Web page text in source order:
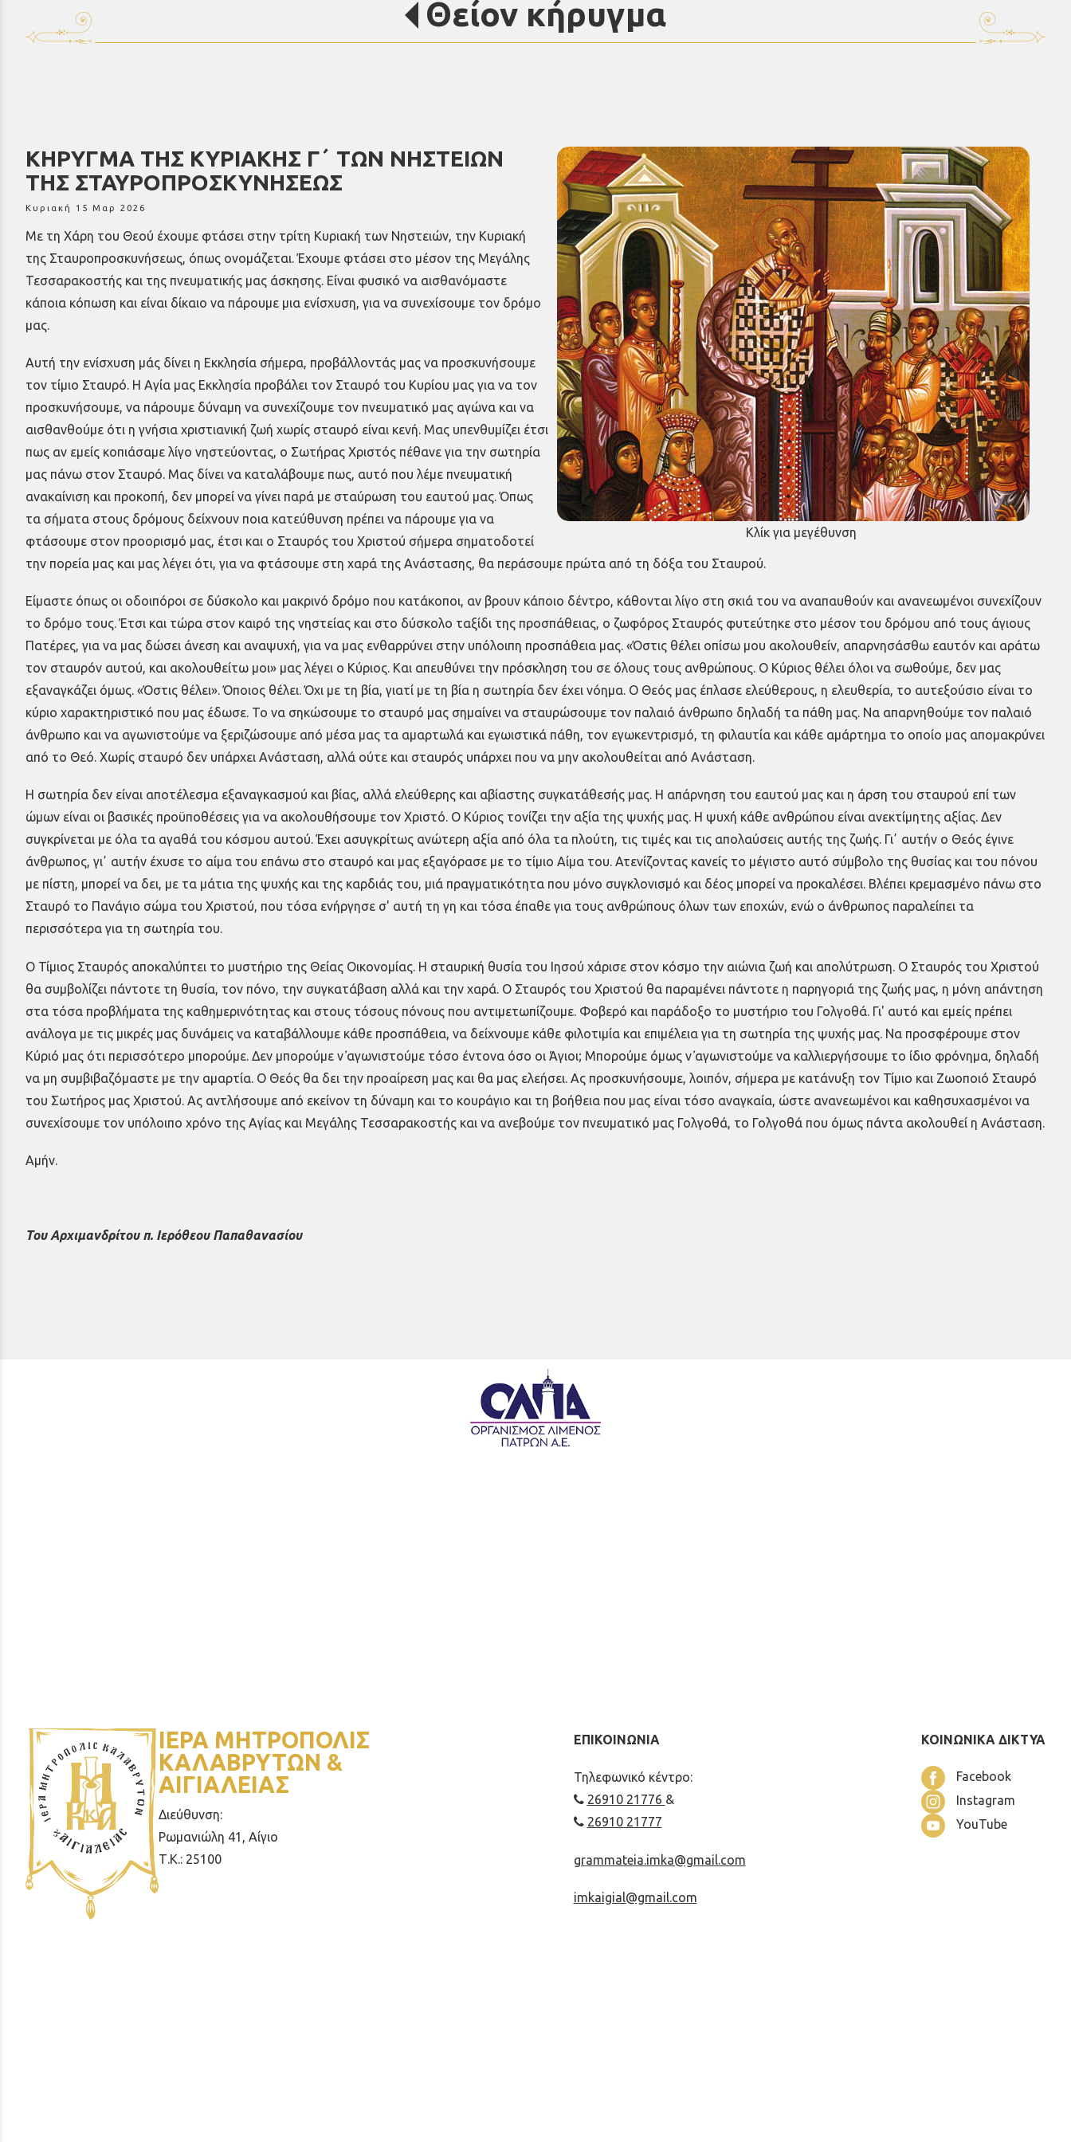
Θείον κήρυγμα
Κλίκ για μεγέθυνση
ΚΗΡΥΓΜΑ ΤΗΣ ΚΥΡΙΑΚΗΣ Γ΄ ΤΩΝ ΝΗΣΤΕΙΩΝ
ΤΗΣ ΣΤΑΥΡΟΠΡΟΣΚΥΝΗΣΕΩΣ
Κυριακή 15 Μαρ 2026
Με τη Χάρη του Θεού έχουμε φτάσει στην τρίτη Κυριακή των Νηστειών, την Κυριακή
της Σταυροπροσκυνήσεως, όπως ονομάζεται. Έχουμε φτάσει στο μέσον της Μεγάλης
Τεσσαρακοστής και της πνευματικής μας άσκησης. Είναι φυσικό να αισθανόμαστε
κάποια κόπωση και είναι δίκαιο να πάρουμε μια ενίσχυση, για να συνεχίσουμε τον δρόμο
μας.
Αυτή την ενίσχυση μάς δίνει η Εκκλησία σήμερα, προβάλλοντάς μας να προσκυνήσουμε
τον τίμιο Σταυρό. Η Αγία μας Εκκλησία προβάλει τον Σταυρό του Κυρίου μας για να τον
προσκυνήσουμε, να πάρουμε δύναμη να συνεχίζουμε τον πνευματικό μας αγώνα και να
αισθανθούμε ότι η γνήσια χριστιανική ζωή χωρίς σταυρό είναι κενή. Μας υπενθυμίζει έτσι
πως αν εμείς κοπιάσαμε λίγο νηστεύοντας, ο Σωτήρας Χριστός πέθανε για την σωτηρία
μας πάνω στον Σταυρό. Μας δίνει να καταλάβουμε πως, αυτό που λέμε πνευματική
ανακαίνιση και προκοπή, δεν μπορεί να γίνει παρά με σταύρωση του εαυτού μας. Όπως
τα σήματα στους δρόμους δείχνουν ποια κατεύθυνση πρέπει να πάρουμε για να
φτάσουμε στον προορισμό μας, έτσι και ο Σταυρός του Χριστού σήμερα σηματοδοτεί
την πορεία μας και μας λέγει ότι, για να φτάσουμε στη χαρά της Ανάστασης, θα περάσουμε πρώτα από τη δόξα του Σταυρού.
Είμαστε όπως οι οδοιπόροι σε δύσκολο και μακρινό δρόμο που κατάκοποι, αν βρουν κάποιο δέντρο, κάθονται λίγο στη σκιά του να αναπαυθούν και ανανεωμένοι συνεχίζουν
το δρόμο τους. Έτσι και τώρα στον καιρό της νηστείας και στο δύσκολο ταξίδι της προσπάθειας, ο ζωφόρος Σταυρός φυτεύτηκε στο μέσον του δρόμου από τους άγιους
Πατέρες, για να μας δώσει άνεση και αναψυχή, για να μας ενθαρρύνει στην υπόλοιπη προσπάθεια μας. «Όστις θέλει οπίσω μου ακολουθείν, απαρνησάσθω εαυτόν και αράτω
τον σταυρόν αυτού, και ακολουθείτω μοι» μας λέγει ο Κύριος. Και απευθύνει την πρόσκληση του σε όλους τους ανθρώπους. Ο Κύριος θέλει όλοι να σωθούμε, δεν μας
εξαναγκάζει όμως. «Όστις θέλει». Όποιος θέλει. Όχι με τη βία, γιατί με τη βία η σωτηρία δεν έχει νόημα. Ο Θεός μας έπλασε ελεύθερους, η ελευθερία, το αυτεξούσιο είναι το
κύριο χαρακτηριστικό που μας έδωσε. Το να σηκώσουμε το σταυρό μας σημαίνει να σταυρώσουμε τον παλαιό άνθρωπο δηλαδή τα πάθη μας. Να απαρνηθούμε τον παλαιό
άνθρωπο και να αγωνιστούμε να ξεριζώσουμε από μέσα μας τα αμαρτωλά και εγωιστικά πάθη, τον εγωκεντρισμό, τη φιλαυτία και κάθε αμάρτημα το οποίο μας απομακρύνει
από το Θεό. Χωρίς σταυρό δεν υπάρχει Ανάσταση, αλλά ούτε και σταυρός υπάρχει που να μην ακολουθείται από Ανάσταση.
Η σωτηρία δεν είναι αποτέλεσμα εξαναγκασμού και βίας, αλλά ελεύθερης και αβίαστης συγκατάθεσής μας. Η απάρνηση του εαυτού μας και η άρση του σταυρού επί των
ώμων είναι οι βασικές προϋποθέσεις για να ακολουθήσουμε τον Χριστό. Ο Κύριος τονίζει την αξία της ψυχής μας. Η ψυχή κάθε ανθρώπου είναι ανεκτίμητης αξίας. Δεν
συγκρίνεται με όλα τα αγαθά του κόσμου αυτού. Έχει ασυγκρίτως ανώτερη αξία από όλα τα πλούτη, τις τιμές και τις απολαύσεις αυτής της ζωής. Γιʼ αυτήν ο Θεός έγινε
άνθρωπος, γιʼ αυτήν έχυσε το αίμα του επάνω στο σταυρό και μας εξαγόρασε με το τίμιο Αίμα του. Ατενίζοντας κανείς το μέγιστο αυτό σύμβολο της θυσίας και του πόνου
με πίστη, μπορεί να δει, με τα μάτια της ψυχής και της καρδιάς του, μιά πραγματικότητα που μόνο συγκλονισμό και δέος μπορεί να προκαλέσει. Βλέπει κρεμασμένο πάνω στο
Σταυρό το Πανάγιο σώμα του Χριστού, που τόσα ενήργησε σ' αυτή τη γη και τόσα έπαθε για τους ανθρώπους όλων των εποχών, ενώ ο άνθρωπος παραλείπει τα
περισσότερα για τη σωτηρία του.
Ο Τίμιος Σταυρός αποκαλύπτει το μυστήριο της Θείας Οικονομίας. Η σταυρική θυσία του Ιησού χάρισε στον κόσμο την αιώνια ζωή και απολύτρωση. Ο Σταυρός του Χριστού
θα συμβολίζει πάντοτε τη θυσία, τον πόνο, την συγκατάβαση αλλά και την χαρά. Ο Σταυρός του Χριστού θα παραμένει πάντοτε η παρηγοριά της ζωής μας, η μόνη απάντηση
στα τόσα προβλήματα της καθημερινότητας και στους τόσους πόνους που αντιμετωπίζουμε. Φοβερό και παράδοξο το μυστήριο του Γολγοθά. Γι' αυτό και εμείς πρέπει
ανάλογα με τις μικρές μας δυνάμεις να καταβάλλουμε κάθε προσπάθεια, να δείχνουμε κάθε φιλοτιμία και επιμέλεια για τη σωτηρία της ψυχής μας. Να προσφέρουμε στον
Κύριό μας ότι περισσότερο μπορούμε. Δεν μπορούμε ν᾿ αγωνιστούμε τόσο έντονα όσο οι Άγιοι; Μπορούμε όμως ν᾿ αγωνιστούμε να καλλιεργήσουμε το ίδιο φρόνημα, δηλαδή
να μη συμβιβαζόμαστε με την αμαρτία. Ο Θεός θα δει την προαίρεση μας και θα μας ελεήσει. Ας προσκυνήσουμε, λοιπόν, σήμερα με κατάνυξη τον Τίμιο και Ζωοποιό Σταυρό
του Σωτήρος μας Χριστού. Ας αντλήσουμε από εκείνον τη δύναμη και το κουράγιο και τη βοήθεια που μας είναι τόσο αναγκαία, ώστε ανανεωμένοι και καθησυχασμένοι να
συνεχίσουμε τον υπόλοιπο χρόνο της Αγίας και Μεγάλης Τεσσαρακοστής και να ανεβούμε τον πνευματικό μας Γολγοθά, το Γολγοθά που όμως πάντα ακολουθεί η Ανάσταση.
Αμήν.
Του Αρχιμανδρίτου π. Ιερόθεου Παπαθανασίου
ΙΕΡΑ ΜΗΤΡΟΠΟΛΙΣ
ΚΑΛΑΒΡΥΤΩΝ &
ΑΙΓΙΑΛΕΙΑΣ
Διεύθυνση:
Ρωμανιώλη 41, Αίγιο
Τ.Κ.: 25100
ΕΠΙΚΟΙΝΩΝΙΑ
Τηλεφωνικό κέντρο:
26910 21776 &
26910 21777
grammateia.imka@gmail.com
imkaigial@gmail.com
ΚΟΙΝΩΝΙΚΑ ΔΙΚΤΥΑ
Facebook
Instagram
YouTube